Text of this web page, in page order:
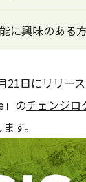
に興味のある
21日にリリー
」のチェンジロ
す。